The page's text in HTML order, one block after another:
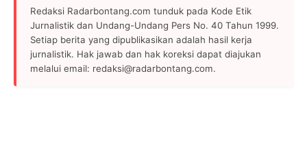
Redaksi Radarbontang.com tunduk pada Kode Etik
Jurnalistik dan Undang-Undang Pers No. 40 Tahun 1999.
Setiap berita yang dipublikasikan adalah hasil kerja
jurnalistik. Hak jawab dan hak koreksi dapat diajukan
melalui email: redaksi@radarbontang.com.